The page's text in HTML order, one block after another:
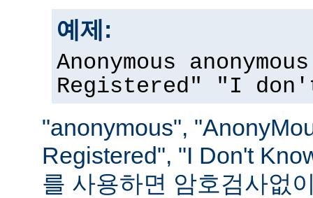
예제:
Anonymous
Registered" "I
"anonymous",
Registered", "I Don't
를 사용하면 암호검사없